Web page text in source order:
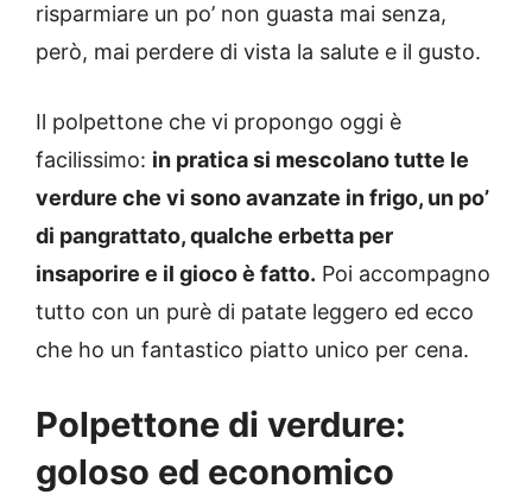
risparmiare un po’ non guasta mai senza,
però, mai perdere di vista la salute e il gusto.
Il polpettone che vi propongo oggi è
facilissimo: in pratica si mescolano tutte le
verdure che vi sono avanzate in frigo, un po’
di pangrattato, qualche erbetta per
insaporire e il gioco è fatto. Poi accompagno
tutto con un purè di patate leggero ed ecco
che ho un fantastico piatto unico per cena.
Polpettone di verdure:
goloso ed economico